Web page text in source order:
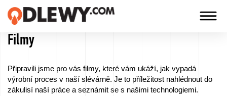
TRADYCJA
Filmy
Připravili jsme pro vás filmy, které vám ukáží, jak vypadá
výrobní proces v naší slévárně. Je to příležitost nahlédnout do
zákulisí naší práce a seznámit se s našimi technologiemi.